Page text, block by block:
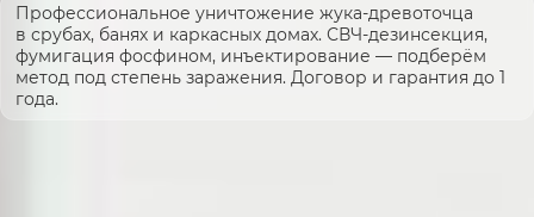
Профессиональное уничтожение жука-древоточца
в срубах, банях и каркасных домах. СВЧ-дезинсекция,
фумигация фосфином, инъектирование — подберём
метод под степень заражения. Договор и гарантия до 1
года.